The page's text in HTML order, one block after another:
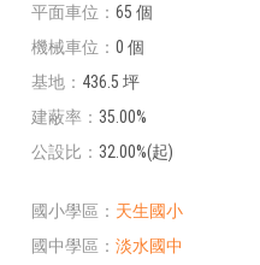
平面車位
65 個
機械車位
0 個
基地
436.5 坪
建蔽率
35.00%
公設比
32.00%(起)
國小學區
天生國小
國中學區
淡水國中